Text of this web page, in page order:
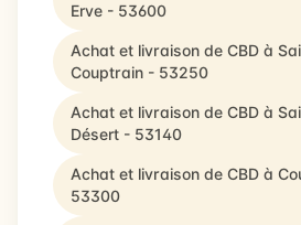
Erve - 53600
Achat et livraison de CBD à
Couptrain - 53250
Achat et livraison de CBD à
Désert - 53140
Achat et livraison de CBD à
53300